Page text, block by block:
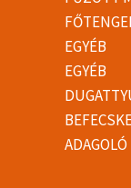
EGYÉB
EGYÉB
ADAGOLÓ